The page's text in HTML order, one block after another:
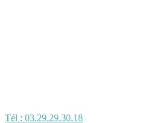
Tél : 03.29.29.30.18